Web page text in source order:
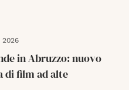
2026
in Abruzzo: nuovo
di film ad alte